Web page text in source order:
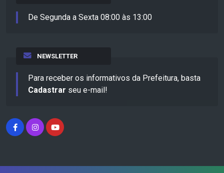
De Segunda a Sexta 08:00 às 13:00
NEWSLETTER
Para receber os informativos da Prefeitura, basta
Cadastrar seu e-mail!